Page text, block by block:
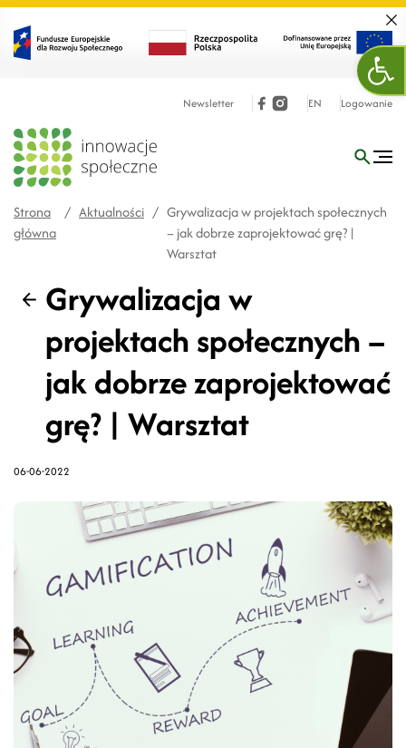
Newsletter EN Logowanie
Strona
główna
/ Aktualności / Grywalizacja w projektach społecznych
– jak dobrze zaprojektować grę? |
Warsztat
Wstecz
Grywalizacja w
projektach społecznych –
jak dobrze zaprojektować
grę? | Warsztat
06-06-2022